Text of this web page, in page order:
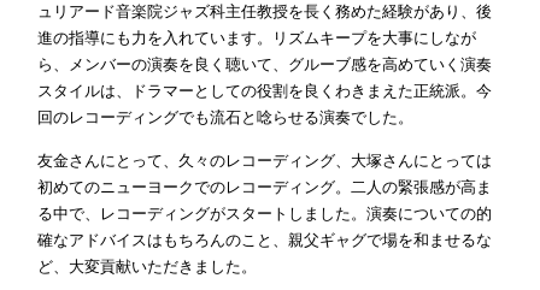
ュリアード音楽院ジャズ科主任教授を長く務めた経験があり、後
進の指導にも力を入れています。リズムキープを大事にしなが
ら、メンバーの演奏を良く聴いて、グルーブ感を高めていく演奏
スタイルは、ドラマーとしての役割を良くわきまえた正統派。今
回のレコーディングでも流石と唸らせる演奏でした。
友金さんにとって、久々のレコーディング、大塚さんにとっては
初めてのニューヨークでのレコーディング。二人の緊張感が高ま
る中で、レコーディングがスタートしました。演奏についての的
確なアドバイスはもちろんのこと、親父ギャグで場を和ませるな
ど、大変貢献いただきました。